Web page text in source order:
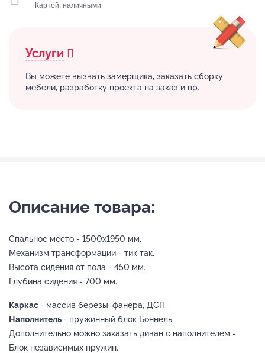
Картой, наличными
Услуги
Вы можете вызвать замерщика, заказать сборку
мебели, разработку проекта на заказ и пр.
Описание товара:
Спальное место - 1500х1950 мм.
Механизм трансформации - тик-так.
Высота сидения от пола - 450 мм.
Глубина сидения - 700 мм.
Каркас - массив березы, фанера, ДСП.
Наполнитель - пружинный блок Боннель.
Дополнительно можно заказать диван с наполнителем -
Блок независимых пружин.